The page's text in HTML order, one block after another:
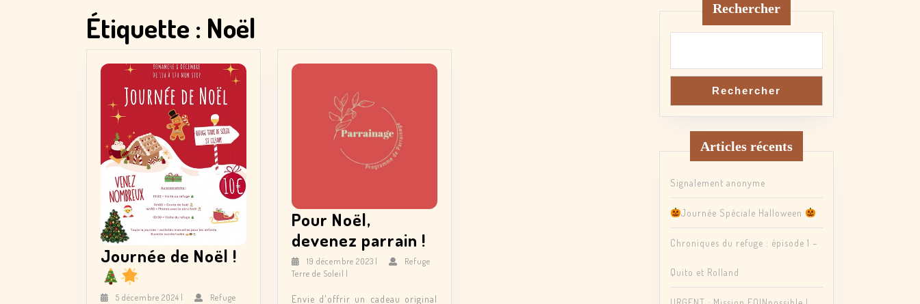
Étiquette : Noël
Journée de Noël !
de
5 décembre 2024 5 Refuge
Pour Noël,
devenez parrain !Pour
Noël,
19 décembre 202319
Refuge
Terre de Soleil Refuge
de
Envie d'offrir un cadeau original
Rechercher
Rechercher
Articles récents
Signalement anonyme
Journée Spéciale Halloween
Chroniques du refuge : épisode 1 –
Quito et Rolland